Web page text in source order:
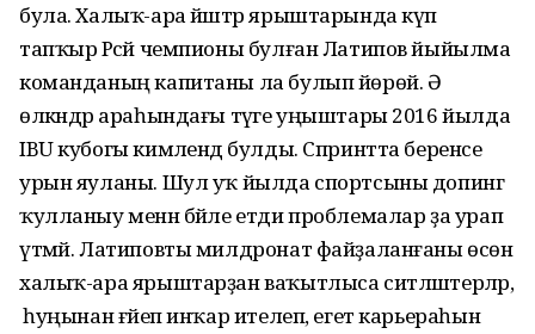
була. Халыҡ-ара йәштәр ярыштарында күп
тапҡыр Рәсәй чемпионы булған Латипов йыйылма
команданың капитаны ла булып йөрөй. Ә
өлкәндәр араһындағы тәүге уңыштары 2016 йылда
IBU кубогы кимәлендә булды. Спринтта беренсе
урын яуланы. Шул уҡ йылда спортсыны допинг
ҡулланыу менән бәйле етди проблемалар ҙа урап
үтмәй. Латиповты милдронат файҙаланғаны өсөн
халыҡ-ара ярыштарҙан ваҡытлыса ситләштерәләр,
ә һуңынан ғәйеп инҡар ителеп, егет карьераһын